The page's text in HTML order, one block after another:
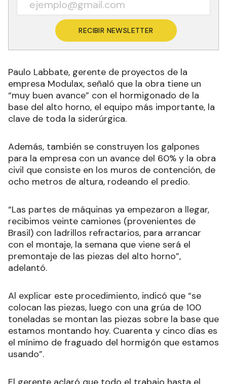
RECIBIR NEWSLETTER
Paulo Labbate, gerente de proyectos de la
empresa Modulax, señaló que la obra tiene un
“muy buen avance” con el hormigonado de la
base del alto horno, el equipo más importante, la
clave de toda la siderúrgica.
Además, también se construyen los galpones
para la empresa con un avance del 60% y la obra
civil que consiste en los muros de contención, de
ocho metros de altura, rodeando el predio.
“Las partes de máquinas ya empezaron a llegar,
recibimos veinte camiones (provenientes de
Brasil) con ladrillos refractarios, para arrancar
con el montaje, la semana que viene será el
premontaje de las piezas del alto horno”,
adelantó.
Al explicar este procedimiento, indicó que “se
colocan las piezas, luego con una grúa de 100
toneladas se montan las piezas sobre la base que
estamos montando hoy. Cuarenta y cinco días es
el mínimo de fraguado del hormigón que estamos
usando”.